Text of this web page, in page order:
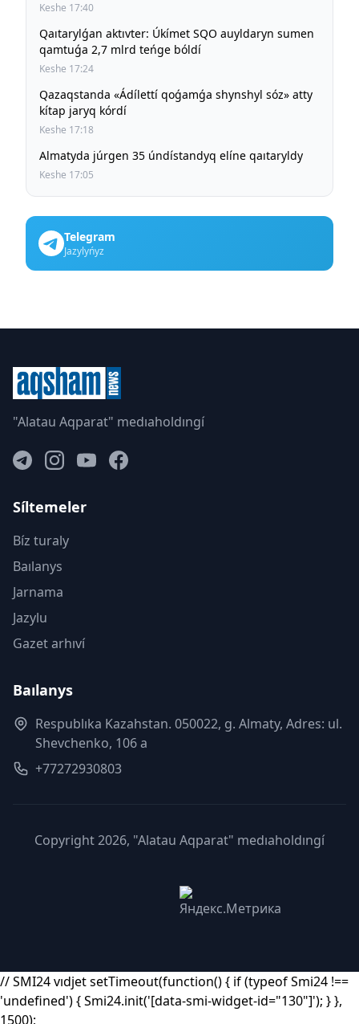
Keshe 17:40
Qaıtarylǵan aktıvter: Úkímet SQO auyldaryn sumen
qamtuǵa 2,7 mlrd teńge bóldí
Keshe 17:24
Qazaqstanda «Ádílettí qoǵamǵa shynshyl sóz» atty
kítap jaryq kórdí
Keshe 17:18
Almatyda júrgen 35 úndístandyq elíne qaıtaryldy
Keshe 17:05
Telegram
Jazylyńyz
"Alatau Aqparat" medıaholdıngí
Síltemeler
Bíz turaly
Baılanys
Jarnama
Jazylu
Gazet arhıví
Baılanys
Respublıka Kazahstan. 050022, g. Almaty, Adres: ul.
Shevchenko, 106 a
+77272930803
Copyright 2026, "Alatau Aqparat" medıaholdıngí
// SMI24 vıdjet setTimeout(function() { if (typeof Smi24 !==
'undefined') { Smi24.init('[data-smi-widget-id="130"]'); } },
1500);